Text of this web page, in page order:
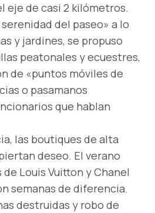
eje de casi 2 kilómetros.
del paseo» a lo
y jardines, se propuso
peatonales y ecuestres,
de «puntos móviles de
o pasamanos
que hablan
las boutiques de alta
deseo. El verano
Louis Vuitton y Chanel
semanas de diferencia.
destruidas y robo de